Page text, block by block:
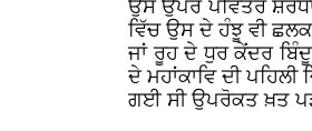
ਉਸ ਉਪਰ ਪਵਿੱਤਰ
ਵਿੱਚ ਉਸ ਦੇ ਹੰਝੂ ਵੀ
ਜਾਂ ਰੂਹ ਦੇ ਧੁਰ ਕੇਂਦਰ
ਦੇ ਮਹਾਂਕਾਵਿ ਦੀ
ਗਈ ਸੀ ਉਪਰੋਕਤ ਖ਼ਤ